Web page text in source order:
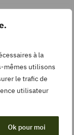
à la
mêmes utilisons
le trafic de
utilisateur
Ok pour moi
notre playlist de